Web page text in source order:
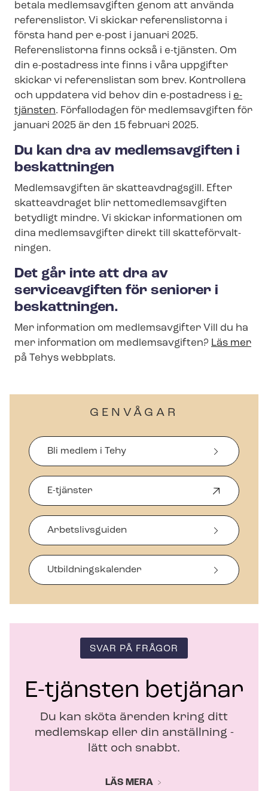
betala medlemsavgiften genom att använda
referenslistor. Vi skickar referenslistorna i
första hand per e-post i januari 2025.
Referenslistorna finns också i e-tjänsten. Om
din e-postadress inte finns i våra uppgifter
skickar vi referenslistan som brev. Kontrollera
och uppdatera vid behov din e-postadress i e-
tjänsten. Förfallodagen för medlemsavgiften för
januari 2025 är den 15 februari 2025.
Du kan dra av medlemsavgiften i
beskattningen
Medlemsavgiften är skatteavdragsgill. Efter
skatteavdraget blir net­to­med­lems­av­gif­ten
betydligt mindre. Vi skickar informationen om
dina medlemsavgifter direkt till skat­te­för­valt­
ning­en.
Det går inte att dra av
serviceavgiften för seniorer i
beskattningen.
Mer information om medlemsavgifter Vill du ha
mer information om medlemsavgiften? Läs mer
på Tehys webbplats.
GENVÅGAR
Bli medlem i Tehy
E-tjänster
p
n
a
s
i
t
e
r
Arbetslivsguiden
Ut­bild­nings­ka­len­der
SVAR PÅ FRÅGOR
E-tjänsten betjänar
Du kan sköta ärenden kring ditt
medlemskap eller din anställning -
lätt och snabbt.
LÄS MERA